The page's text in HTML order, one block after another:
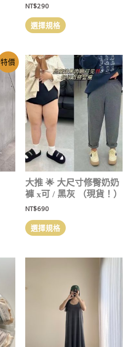
NT$290
選擇規格
特價
大推 🌟 大尺寸修臀奶奶
褲 x可 / 黑灰 （現貨！）
NT$690
選擇規格